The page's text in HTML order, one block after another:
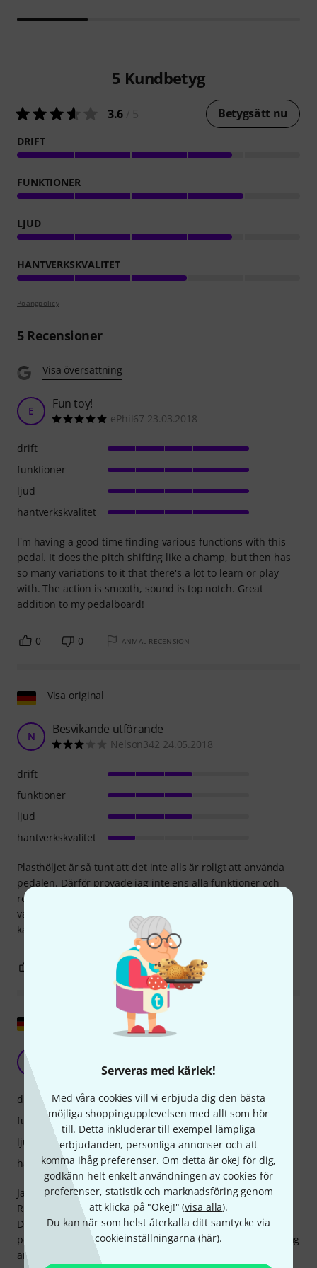
Serveras med kärlek!
Med våra cookies vill vi erbjuda dig den bästa
möjliga shoppingupplevelsen med allt som hör
till. Detta inkluderar till exempel lämpliga
erbjudanden, personliga annonser och att
komma ihåg preferenser. Om detta är okej för dig,
godkänn helt enkelt användningen av cookies för
preferenser, statistik och marknadsföring genom
att klicka på "Okej!" (visa alla).
Du kan när som helst återkalla ditt samtycke via
cookieinställningarna (här).
5 Kundbetyg
3.6 Betygsätt nu
DRIFT
FUNKTIONER
LJUD
HANTVERKSKVALITET
Poängpolicy
5Recensioner
Visa översättning
E Fun toy!
ePhil67 23.03.2018
I'm having a good time finding various functions with this
pedal. It does the pitch shifting like a champ, but then has
so many variations to it that there's a lot to learn or play
with. The action is smooth, sound is top notch. Great
addition to my pedalboard!
drift
funktioner
ljud
hantverkskvalitet
0 0 ANMÄL RECENSION
Visa original
N Besvikande utförande
Nelson342 24.05.2018
Plasthöljet är så tunt att det inte alls är roligt att använda
pedalen. Därför provade jag inte ens alla funktioner och
returnerade enheten. Eftersom man måste ge stjärnor i
varje kategori för en recension gav jag 3 stjärnor i alla
kategorier jag inte kunde kommentera.
drift
funktioner
ljud
hantverkskvalitet
ANMÄL RECENSION
A
Afaziel 01.07.2018
Jag använder Slammi Plus med en elfiol utrustad med en
REBO-pickup (elektromagnetisk) via en Fender Hot Rod
Deluxe-rörförstärkare. Jag har ofta en Morley Classic WAH-
pedal emellan. Den första pedalen jag fick var defekt när jag
använde strömförsörjningen som länkades i
drift
funktioner
ljud
hantverkskvalitet